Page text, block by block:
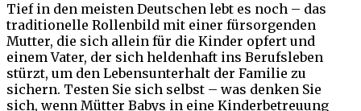
Tief in den meisten Deutschen lebt es noch – das
traditionelle Rollenbild mit einer fürsorgenden
Mutter, die sich allein für die Kinder opfert und
einem Vater, der sich heldenhaft ins Berufsleben
stürzt, um den Lebensunterhalt der Familie zu
sichern. Testen Sie sich selbst – was denken Sie
sich, wenn Mütter Babys in eine Kinderbetreuung